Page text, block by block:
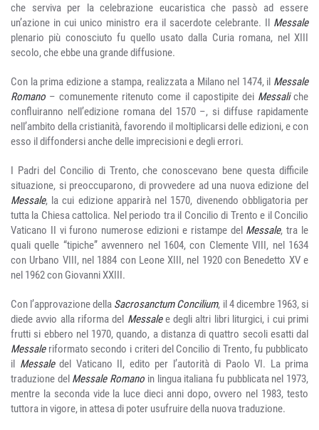
che serviva per la celebrazione eucaristica che passò ad essere
un’azione in cui unico ministro era il sacerdote celebrante. Il Messale
plenario più conosciuto fu quello usato dalla Curia romana, nel XIII
secolo, che ebbe una grande diffusione.
Con la prima edizione a stampa, realizzata a Milano nel 1474, il Messale
Romano – comunemente ritenuto come il capostipite dei Messaliche
confluiranno nell’edizione romana del 1570 –, si diffuse rapidamente
nell’ambito della cristianità, favorendo il moltiplicarsi delle edizioni, e con
esso il diffondersi anche delle imprecisioni e degli errori.
I Padri del Concilio di Trento, che conoscevano bene questa difficile
situazione, si preoccuparono, di provvedere ad una nuova edizione del
Messale, la cui edizione apparirà nel 1570, divenendo obbligatoria per
tutta la Chiesa cattolica. Nel periodo tra il Concilio di Trento e il Concilio
Vaticano II vi furono numerose edizioni e ristampe del Messale, tra le
quali quelle “tipiche” avvennero nel 1604, con Clemente VIII, nel 1634
con Urbano VIII, nel 1884 con Leone XIII, nel 1920 con Benedetto XV e
nel 1962 con Giovanni XXIII.
Con l’approvazione della Sacrosanctum Concilium, il 4 dicembre 1963, si
diede avvio alla riforma del Messalee degli altri libri liturgici, i cui primi
frutti si ebbero nel 1970, quando, a distanza di quattro secoli esatti dal
Messale riformato secondo i criteri del Concilio di Trento, fu pubblicato
il Messale del Vaticano II, edito per l’autorità di Paolo VI. La prima
traduzione del Messale Romano in lingua italiana fu pubblicata nel 1973,
mentre la seconda vide la luce dieci anni dopo, ovvero nel 1983, testo
tuttora in vigore, in attesa di poter usufruire della nuova traduzione.